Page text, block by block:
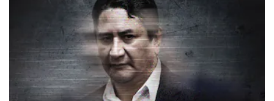
Vladimir Paz de la Barra (fallecido), era muy amigo,
según Villaverde. Pero es su relación con el entorno
del presidente lo que hoy le ha generado mayor
notoriedad.